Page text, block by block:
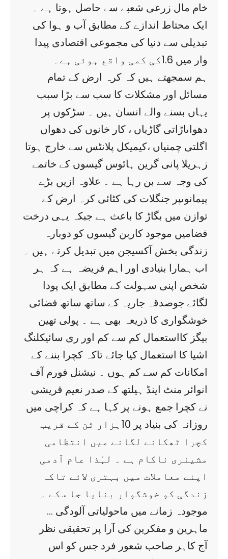
خام مال زرعی شعبے سے حاصل ہوتا ہے ۔
ایک محتاط اندازے کے مطابق آب و ہوا کی
تبدیلی سے دنیا کی مجموعی اقتصادی پیدا
وار میں 1.6کی کمی واقع ہوئی ہے۔
ہم سمجھتے ہیں کہ کرہ ارض کے تمام
مسائل اور مشکلات کا سب سے بڑا سبب
یہاں بسنے والے انسان ہیں ۔ سڑکوں پر
دھواںاڑاتی گاڑیاں ، کار خانوں کی دھواں
اگلتی چمنیاں ،کیمیکل پلانٹس سے خارج ہوتا
زہریلا پانی گرین ہائوس گیسوں کے خاتمے
کی وجہ سے بن رہا ہے ۔ علاوہ ازیں بڑے
پیمانوںپر جنگلات کی کٹائی کرہ ارض کے
توازن میں بگاڑ کا باعث ہے جبکہ یہی درخت
فضامیں موجود کاربن گیسوں کو دوبارہ
زندگی بخش آکسیجن میں تبدیل کرتے ہیں ۔
اب ہمارا بنیادی اور اہم فریضہ ہے کہ ہر
شخص اپنی سہولت کے مطابق ایک پودا
لگائے جوصدقہ جاریہ کے ساتھ ساتھ فضائی
خوشگواری کا ذریعہ بھی ہے ۔ پولی تھین
بیگز کااستعمال کم سے کم اور ری سائیکلنگ
اشیا کا استعمال کیا جائے تاکہ کچرا بننے کے
امکانات کم سے کم ہوں ۔ نیشنل فورم آف
انوائر منٹ اینڈ ہیلتھ کے صدر نعیم قریشی
نے کچرا جمع ہونے پر کہا ہے کہ کراچی میں
روزانہ کی بنیاد پر 10ہزار ٹن کے قریب
کچرا ٹھکانے لگانے میں انتظامی
مشینری ناکام ہے ۔ لہٰذا عام آدمی
اپنے معاملات میں بہتری لائے تاکہ
زندگی کو خوشگوار بنایا جا سکے ۔
موجودہ زمانے میں ماحولیاتی آلودگی …
ماہرین و مفکرین کی آرا پر تحقیقی نظر
آج کاہر صاحب شعور فرد جس کو اس